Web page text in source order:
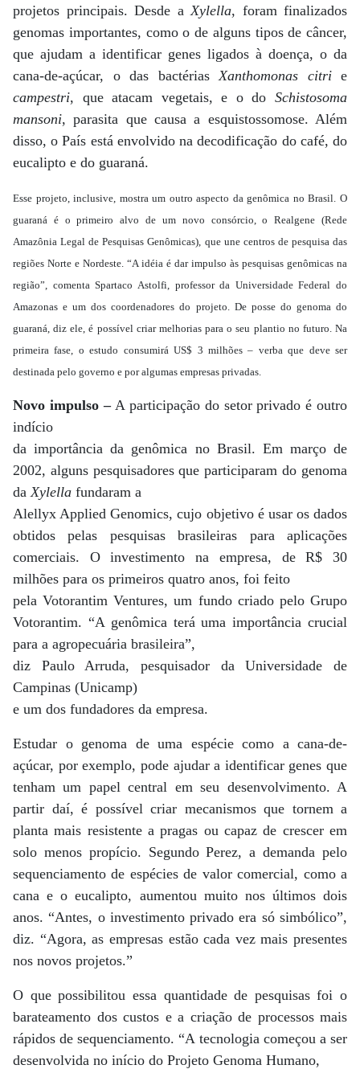
projetos principais. Desde aXylella, foram finalizados
genomas importantes, como o de alguns tipos de câncer,
que ajudam a identificar genes ligados à doença, o da
cana-de-açúcar, o das bactériasXanthomonas citrie
campestri, que atacam vegetais, e o do Schistosoma
mansoni, parasita que causa a esquistossomose. Além
disso, o País está envolvido na decodificação do café, do
eucalipto e do guaraná.
Esse projeto, inclusive, mostra um outro aspecto da genômica no Brasil. O
guaraná é o primeiro alvo de um novo consórcio, o Realgene (Rede
Amazônia Legal de Pesquisas Genômicas), que une centros de pesquisa das
regiões Norte e Nordeste. “A idéia é dar impulso às pesquisas genômicas na
região”, comenta Spartaco Astolfi, professor da Universidade Federal do
Amazonas e um dos coordenadores do projeto. De posse do genoma do
guaraná, diz ele, é possível criar melhorias para o seu plantio no futuro. Na
primeira fase, o estudo consumirá US$ 3 milhões – verba que deve ser
destinada pelo governo e por algumas empresas privadas.
Novo impulso –A participação do setor privado é outro
indício
da importância da genômica no Brasil. Em março de
2002, alguns pesquisadores que participaram do genoma
daXylella fundaram a
Alellyx Applied Genomics, cujo objetivo é usar os dados
obtidos pelas pesquisas brasileiras para aplicações
comerciais. O investimento na empresa, de R$ 30
milhões para os primeiros quatro anos, foi feito
pela Votorantim Ventures, um fundo criado pelo Grupo
Votorantim. “A genômica terá uma importância crucial
para a agropecuária brasileira”,
diz Paulo Arruda, pesquisador da Universidade de
Campinas (Unicamp)
e um dos fundadores da empresa.
Estudar o genoma de uma espécie como a cana-de-
açúcar, por exemplo, pode ajudar a identificar genes que
tenham um papel central em seu desenvolvimento. A
partir daí, é possível criar mecanismos que tornem a
planta mais resistente a pragas ou capaz de crescer em
solo menos propício. Segundo Perez, a demanda pelo
sequenciamento de espécies de valor comercial, como a
cana e o eucalipto, aumentou muito nos últimos dois
anos. “Antes, o investimento privado era só simbólico”,
diz. “Agora, as empresas estão cada vez mais presentes
nos novos projetos.”
O que possibilitou essa quantidade de pesquisas foi o
barateamento dos custos e a criação de processos mais
rápidos de sequenciamento. “A tecnologia começou a ser
desenvolvida no início do Projeto Genoma Humano,